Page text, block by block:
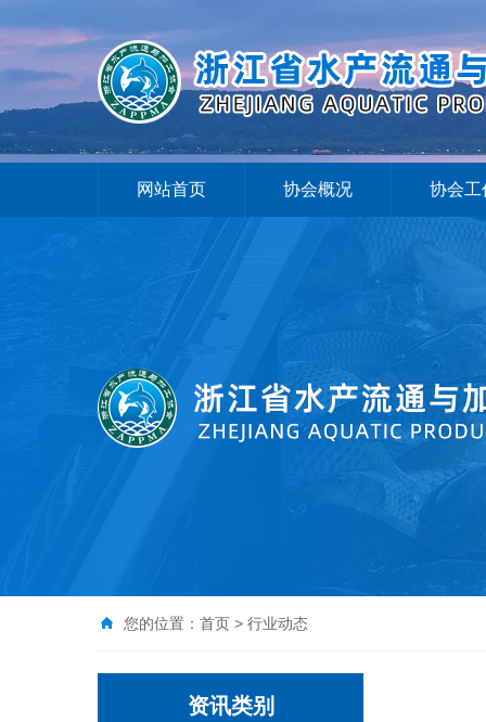
网站首页 协会概况 协会工
您的位置： 首页 > 行业动态
资讯类别